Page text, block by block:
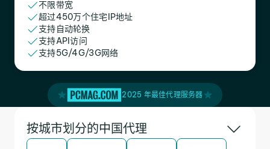
不限带宽
超过450万个住宅IP地址
支持自动轮换
支持API访问
支持5G/4G/3G网络
2025 年最佳代理服务器
按城市划分的中国代理